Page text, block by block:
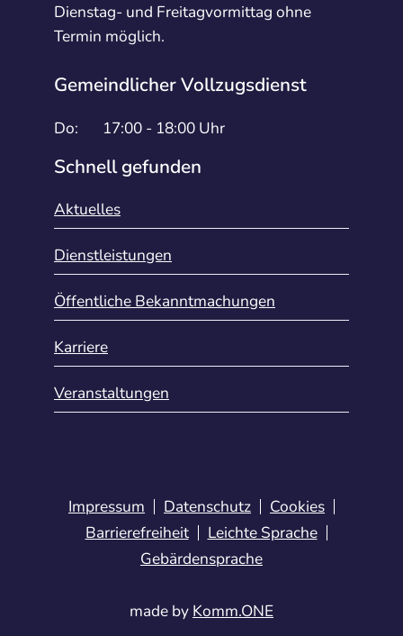
Dienstag- und Freitagvormittag ohne
Termin möglich.
Gemeindlicher Vollzugsdienst
Do: 17:00 - 18:00 Uhr
Schnell gefunden
Aktuelles
Dienstleistungen
Öffentliche Bekanntmachungen
Karriere
Veranstaltungen
Impressum Datenschutz
Cookies
Barrierefreiheit
Leichte Sprache
Gebärdensprache
made by Komm.ONE